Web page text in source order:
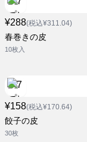
¥288(税込¥311.04)
春巻きの皮
10枚入
¥158(税込¥170.64)
餃子の皮
30枚